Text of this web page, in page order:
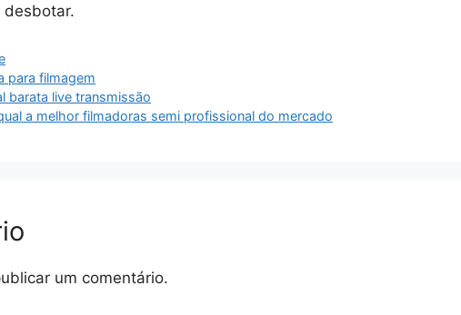
desbotar.
para filmagem
barata live transmissão
a melhor filmadoras semi profissional do mercado
um comentário.